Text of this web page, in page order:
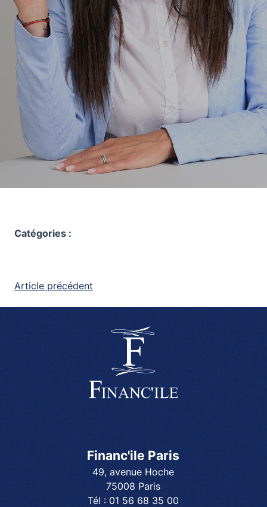
Catégories :
NAVIGATION
DE
Article précédent
Financ'ile Paris
49, avenue Hoche
75008 Paris
Tél : 01 56 68 35 00